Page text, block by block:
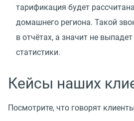
тарификация будет
домашнего региона. Такой
в отчётах, а значит не
статистики.
Кейсы наших
Посмотрите, что говорят